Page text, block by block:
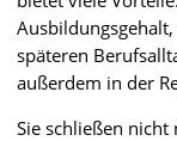
späteren
außerdem in der
Sie schließen